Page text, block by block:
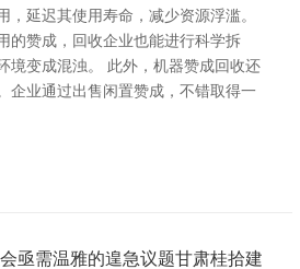
，延迟其使用寿命，减少资源浮滥。
的赞成，回收企业也能进行科学拆
境变成混浊。 此外，机器赞成回收还
企业通过出售闲置赞成，不错取得一
亟需温雅的遑急议题甘肃桂拾建